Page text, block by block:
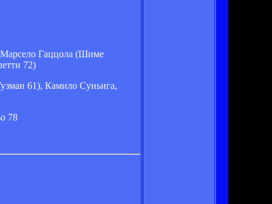
Гаццола (Шиме
72)
61), Камило Суньига,
78